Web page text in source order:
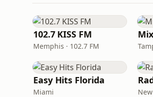
102.7 KISS FM
Memphis · 102.7 FM
Easy Hits Florida
Miami